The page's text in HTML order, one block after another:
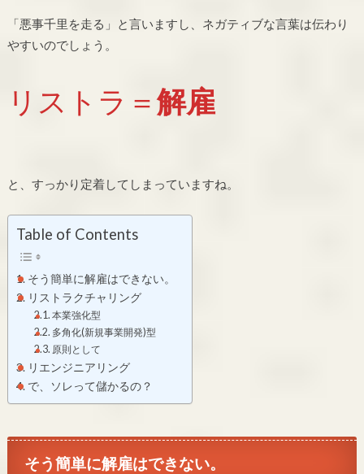
「悪事千里を走る」と言いますし、ネガティブな言葉は伝わり
やすいのでしょう。
リストラ＝解雇
と、すっかり定着してしまっていますね。
Table of Contents
そう簡単に解雇はできない。
リストラクチャリング
本業強化型
多角化(新規事業開発)型
原則として
リエンジニアリング
で、ソレって儲かるの？
そう簡単に解雇はできない。